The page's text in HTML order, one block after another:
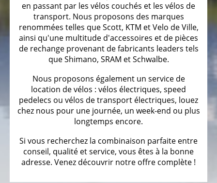
3
roues
Vélos
d'enfants
couchés
3
roues
LE
PEDELEC
en passant par les vélos couchés et les vélos de
transport. Nous proposons des marques
renommées telles que Scott, KTM et Velo de Ville,
ainsi qu'une multitude d'accessoires et de pièces
de rechange provenant de fabricants leaders tels
que Shimano, SRAM et Schwalbe.
Nous proposons également un service de
location de vélos : vélos électriques, speed
pedelecs ou vélos de transport électriques, louez
chez nous pour une journée, un week-end ou plus
longtemps encore.
Si vous recherchez la combinaison parfaite entre
conseil, qualité et service, vous êtes à la bonne
adresse. Venez découvrir notre offre complète !